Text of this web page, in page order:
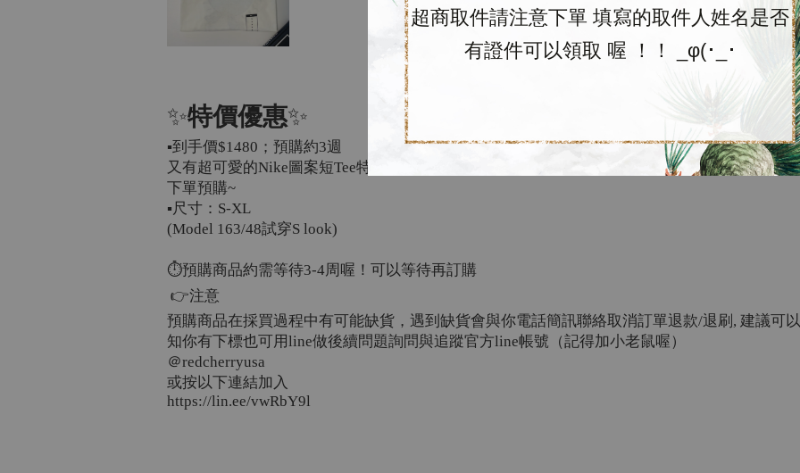
超商取件請注意下單 填寫的取件人姓名是否
有證件可以領取 喔 ！！ _φ(･_･
✨特價優惠✨
▪️到手價$1480 ；預購約3週
又有超可愛的Nike圖案短Tee特價優惠，男女都很適合的中性款式，可以當情侶 Tee，女生喜歡
下單預購~
▪️尺寸： S-XL
(Model 163/48試穿S look)
⏱預購商品約需等待3-4周喔！可以等待再訂購
👉注意
預購商品在採買過程中有可能缺貨，遇到缺貨會與你電話簡訊聯絡取消訂單退款/退刷 , 建議可
知你有下標也可用line做後續問題詢問與追蹤官方line帳號（記得加小老鼠喔）
＠redcherryusa
或按以下連結加入
https://lin.ee/vwRbY9l